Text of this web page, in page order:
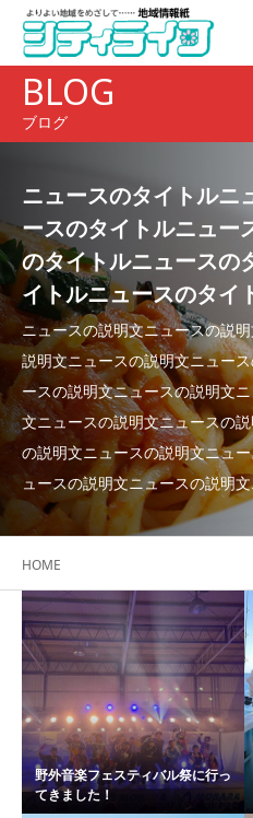
BLOG
ブログ
ニュースのタイトルニ
ースのタイトルニュー
のタイトルニュースの
イトルニュースのタイ
ニュースの説明文ニュースの説
説明文ニュースの説明文ニュー
ースの説明文ニュースの説明文
文ニュースの説明文ニュースの
の説明文ニュースの説明文ニュ
ュースの説明文ニュースの説明
HOME
野外音楽フェスティバル祭に行っ
てきました！